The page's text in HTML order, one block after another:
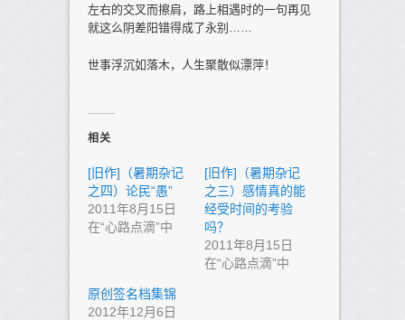
左右的交叉而擦肩，路上相遇时的一句再见
就这么阴差阳错得成了永别……
世事浮沉如落木，人生聚散似漂萍！
相关
[旧作]（暑期杂记
之四）论民“愚”
2011年8月15日
在“心路点滴”中
[旧作]（暑期杂记
之三）感情真的能
经受时间的考验
吗？
2011年8月15日
在“心路点滴”中
原创签名档集锦
2012年12月6日